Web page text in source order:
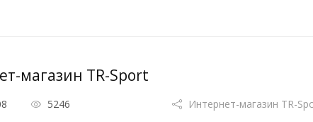
магазин TR-Sport
5246 Интернет-магазин TR-